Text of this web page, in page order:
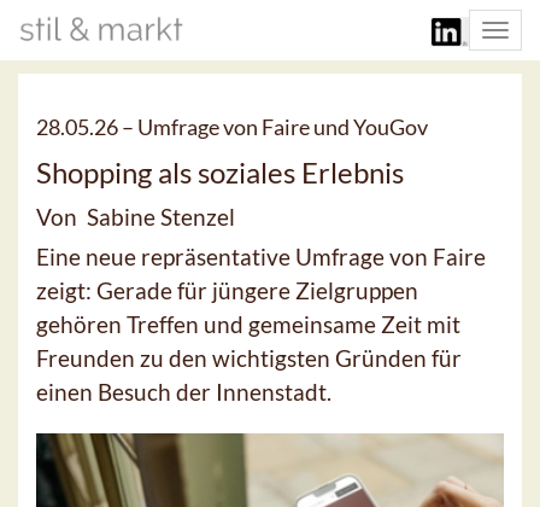
28.05.26 – Umfrage von Faire und YouGov
Shopping als soziales Erlebnis
Von Sabine Stenzel
Eine neue repräsentative Umfrage von Faire
zeigt: Gerade für jüngere Zielgruppen
gehören Treffen und gemeinsame Zeit mit
Freunden zu den wichtigsten Gründen für
einen Besuch der Innenstadt.